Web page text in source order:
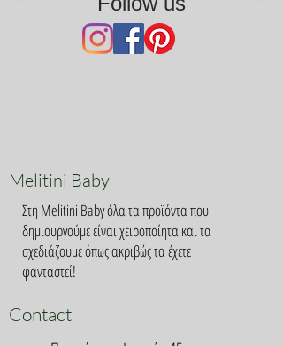
Melitini Baby
Στη Melitini Baby όλα τα προϊόντα που
δημιουργούμε είναι χειροποίητα και τα
σχεδιάζουμε όπως ακριβώς τα έχετε
φανταστεί!
Contact